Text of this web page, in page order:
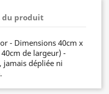
du produit
- Dimensions 40cm x
de largeur) -
jamais dépliée ni